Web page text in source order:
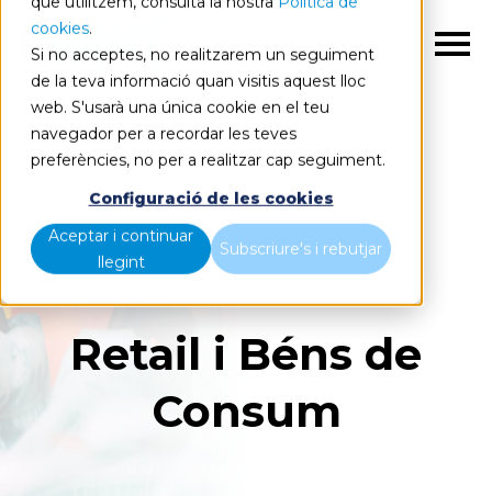
cookies.
Si no acceptes, no realitzarem un seguiment
de la teva informació quan visitis aquest lloc
web. S'usarà una única cookie en el teu
navegador per a recordar les teves
preferències, no per a realitzar cap seguiment.
Configuració de les cookies
Aceptar i continuar
llegint
Subscriure's i rebutjar
CA
Retail i Béns de
Consum